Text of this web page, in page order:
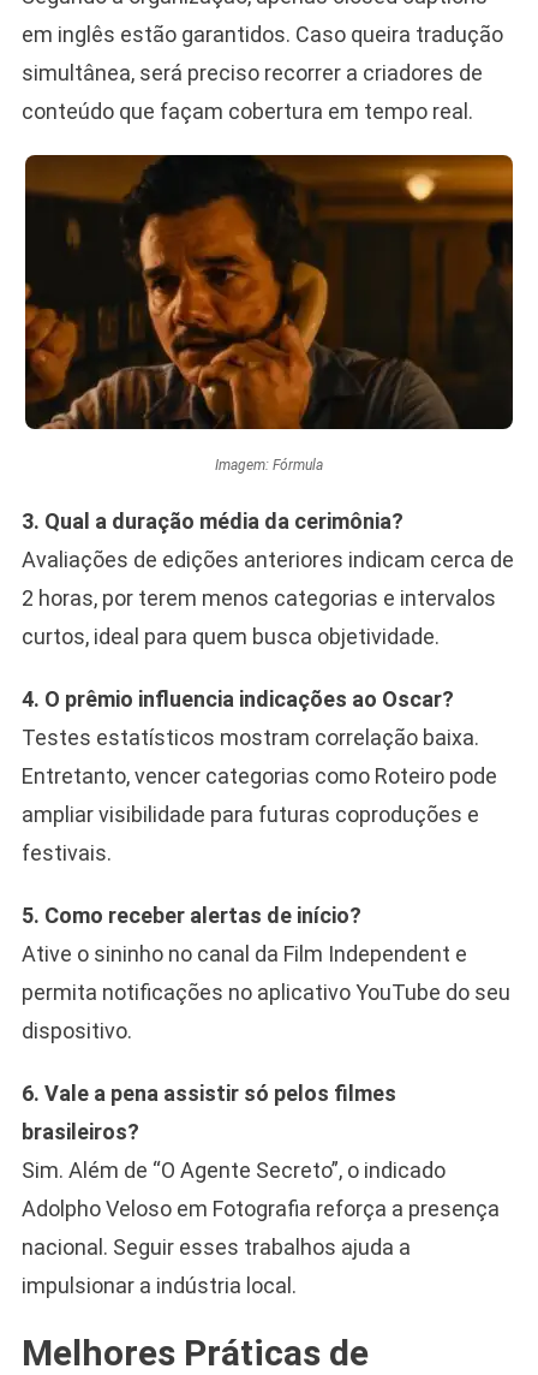
em inglês estão garantidos. Caso queira tradução
simultânea, será preciso recorrer a criadores de
conteúdo que façam cobertura em tempo real.
Imagem: Fórmula
3. Qual a duração média da cerimônia?
Avaliações de edições anteriores indicam cerca de
2 horas, por terem menos categorias e intervalos
curtos, ideal para quem busca objetividade.
4. O prêmio influencia indicações ao Oscar?
Testes estatísticos mostram correlação baixa.
Entretanto, vencer categorias como Roteiro pode
ampliar visibilidade para futuras coproduções e
festivais.
5. Como receber alertas de início?
Ative o sininho no canal da Film Independent e
permita notificações no aplicativo YouTube do seu
dispositivo.
6. Vale a pena assistir só pelos filmes
brasileiros?
Sim. Além de “O Agente Secreto”, o indicado
Adolpho Veloso em Fotografia reforça a presença
nacional. Seguir esses trabalhos ajuda a
impulsionar a indústria local.
Melhores Práticas de